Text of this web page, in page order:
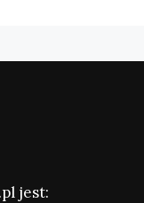
jest: